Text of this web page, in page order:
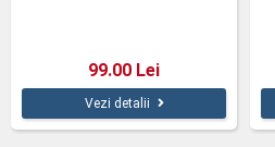
99.00 Lei
Vezi detalii